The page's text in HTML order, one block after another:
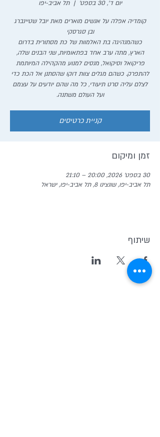
יום ד׳, 30 בספט׳
  |
תל אביב-יפו
קומדיה אפלה על אנשים מוארים מאת יובל שטיינברג
כשהמנהיגה בת האלמוות של כת מסתורית בדרום
הארץ, מתה ערב אחד בפתאומיות, שני הבנים שלה,
פריקואל וסיקואל, מנסים למנוע מהקהילה המיותמת
להתפרק. כשהם מגלים צוות דוקו שהסתנן אל הכת כדי
לצלם עליה סרט תיעודי, כל מה שהם יודעים על עצמם
ועל העולם משתנה.
קניית כרטיסים
זמן ומיקום
30 בספט׳ 2026, 20:00 – 21:10
תל אביב-יפו, שונצינו 8, תל אביב-יפו, ישראל
שיתוף